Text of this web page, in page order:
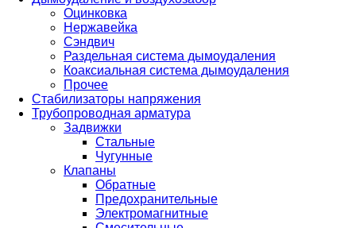
Оцинковка
Нержавейка
Сэндвич
Раздельная система дымоудаления
Коаксиальная система дымоудаления
Прочее
Стабилизаторы напряжения
Трубопроводная арматура
Задвижки
Стальные
Чугунные
Клапаны
Обратные
Предохранительные
Электромагнитные